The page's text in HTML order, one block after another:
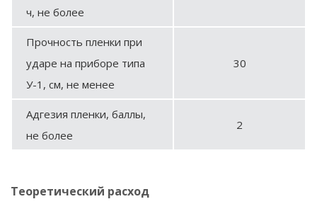
ч, не более
Прочность пленки при
ударе на приборе типа
У-1, см, не менее
30
Адгезия пленки, баллы,
не более
2
Теоретический расход